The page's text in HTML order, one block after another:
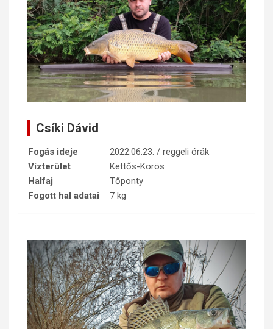
Csíki Dávid
Fogás ideje
2022.06.23. / reggeli órák
Vízterület
Kettős-Körös
Halfaj
Tőponty
Fogott hal adatai
7 kg